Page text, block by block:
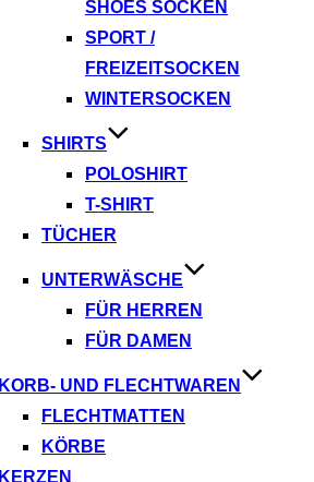
SHOES SOCKEN
SPORT /
FREIZEITSOCKEN
WINTERSOCKEN
SHIRTS
POLOSHIRT
T-SHIRT
TÜCHER
UNTERWÄSCHE
FÜR HERREN
FÜR DAMEN
KORB- UND FLECHTWAREN
FLECHTMATTEN
KÖRBE
KERZEN